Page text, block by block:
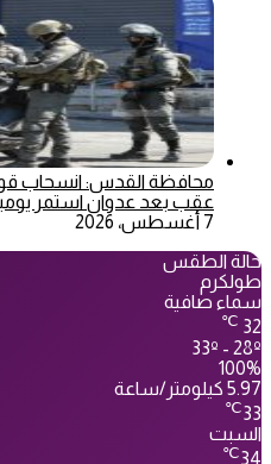
محافظة القدس: انسحاب
عقب بعد عدوان استمر
7 أغسطس، 2026
حالة الطقس
طولكرم
سماء صافية
32
℃
33º - 28º
100%
5.97 كيلومتر/ساعة
33
℃
السبت
34
℃